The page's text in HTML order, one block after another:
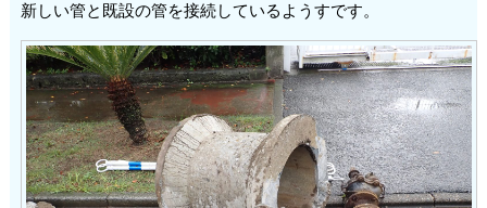
新しい管と既設の管を接続しているようすです。